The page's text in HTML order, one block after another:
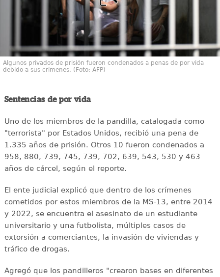
Algunos privados de prisión fueron condenados a penas de por vida
debido a sus crímenes. (Foto: AFP)
Sentencias de por vida
Uno de los miembros de la pandilla, catalogada como
"terrorista" por Estados Unidos, recibió una pena de
1.335 años de prisión. Otros 10 fueron condenados a
958, 880, 739, 745, 739, 702, 639, 543, 530 y 463
años de cárcel, según el reporte.
El ente judicial explicó que dentro de los crímenes
cometidos por estos miembros de la MS-13, entre 2014
y 2022, se encuentra el asesinato de un estudiante
universitario y una futbolista, múltiples casos de
extorsión a comerciantes, la invasión de viviendas y
tráfico de drogas.
Agregó que los pandilleros "crearon bases en diferentes